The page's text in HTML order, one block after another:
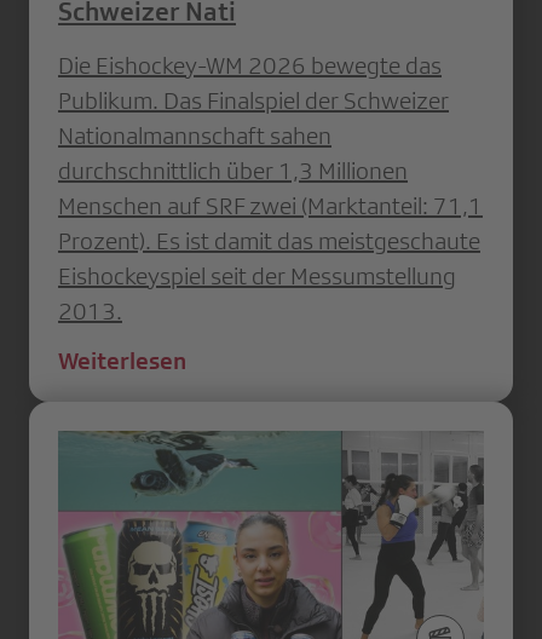
Schweizer Nati
Die Eishockey-WM 2026 bewegte das
Publikum. Das Finalspiel der Schweizer
Nationalmannschaft sahen
durchschnittlich über 1,3 Millionen
Menschen auf SRF zwei (Marktanteil: 71,1
Prozent). Es ist damit das meistgeschaute
Eishockeyspiel seit der Messumstellung
2013.
Weiterlesen